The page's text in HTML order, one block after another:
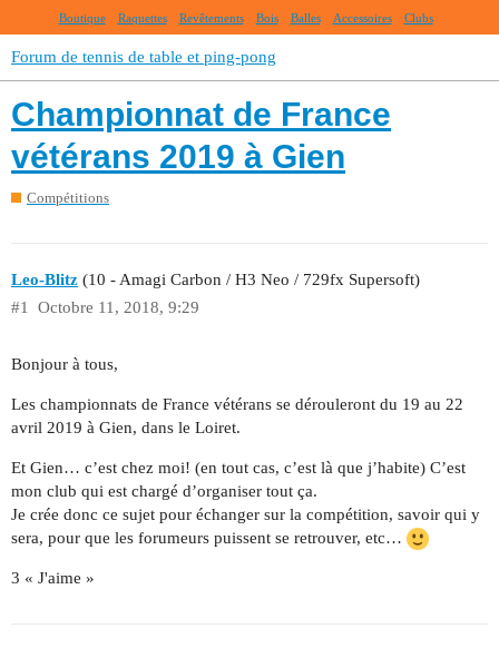
Boutique Raquettes Revêtements Bois Balles Accessoires Clubs
Forum de tennis de table et ping-pong
Championnat de France
vétérans 2019 à Gien
Compétitions
Leo-Blitz (10 - Amagi Carbon / H3 Neo / 729fx Supersoft)
Octobre 11, 2018, 9:29
#1
Bonjour à tous,
Les championnats de France vétérans se dérouleront du 19 au 22
avril 2019 à Gien, dans le Loiret.
Et Gien… c’est chez moi! (en tout cas, c’est là que j’habite) C’est
mon club qui est chargé d’organiser tout ça.
Je crée donc ce sujet pour échanger sur la compétition, savoir qui y
sera, pour que les forumeurs puissent se retrouver, etc…
3 « J'aime »